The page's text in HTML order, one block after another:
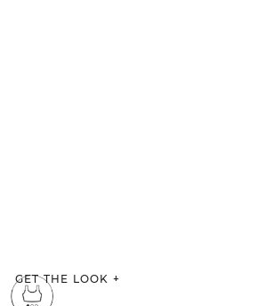
GET THE LOOK +